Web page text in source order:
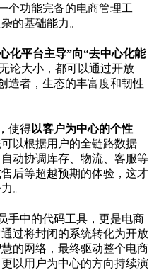
个功能完备的电商管理工
的基础能力。
化平台主导”向“去中心化能
论大小，都可以通过开放
造者，生态的丰富度和韧性
使得以客户为中心的个性
以根据用户的全链路数据
动协调库存、物流、客服等
后等超越预期的体验，这才
。
手中的代码工具，更是电商
通过将封闭的系统转化为开放
的网络，最终驱动整个电商
以用户为中心的方向持续演